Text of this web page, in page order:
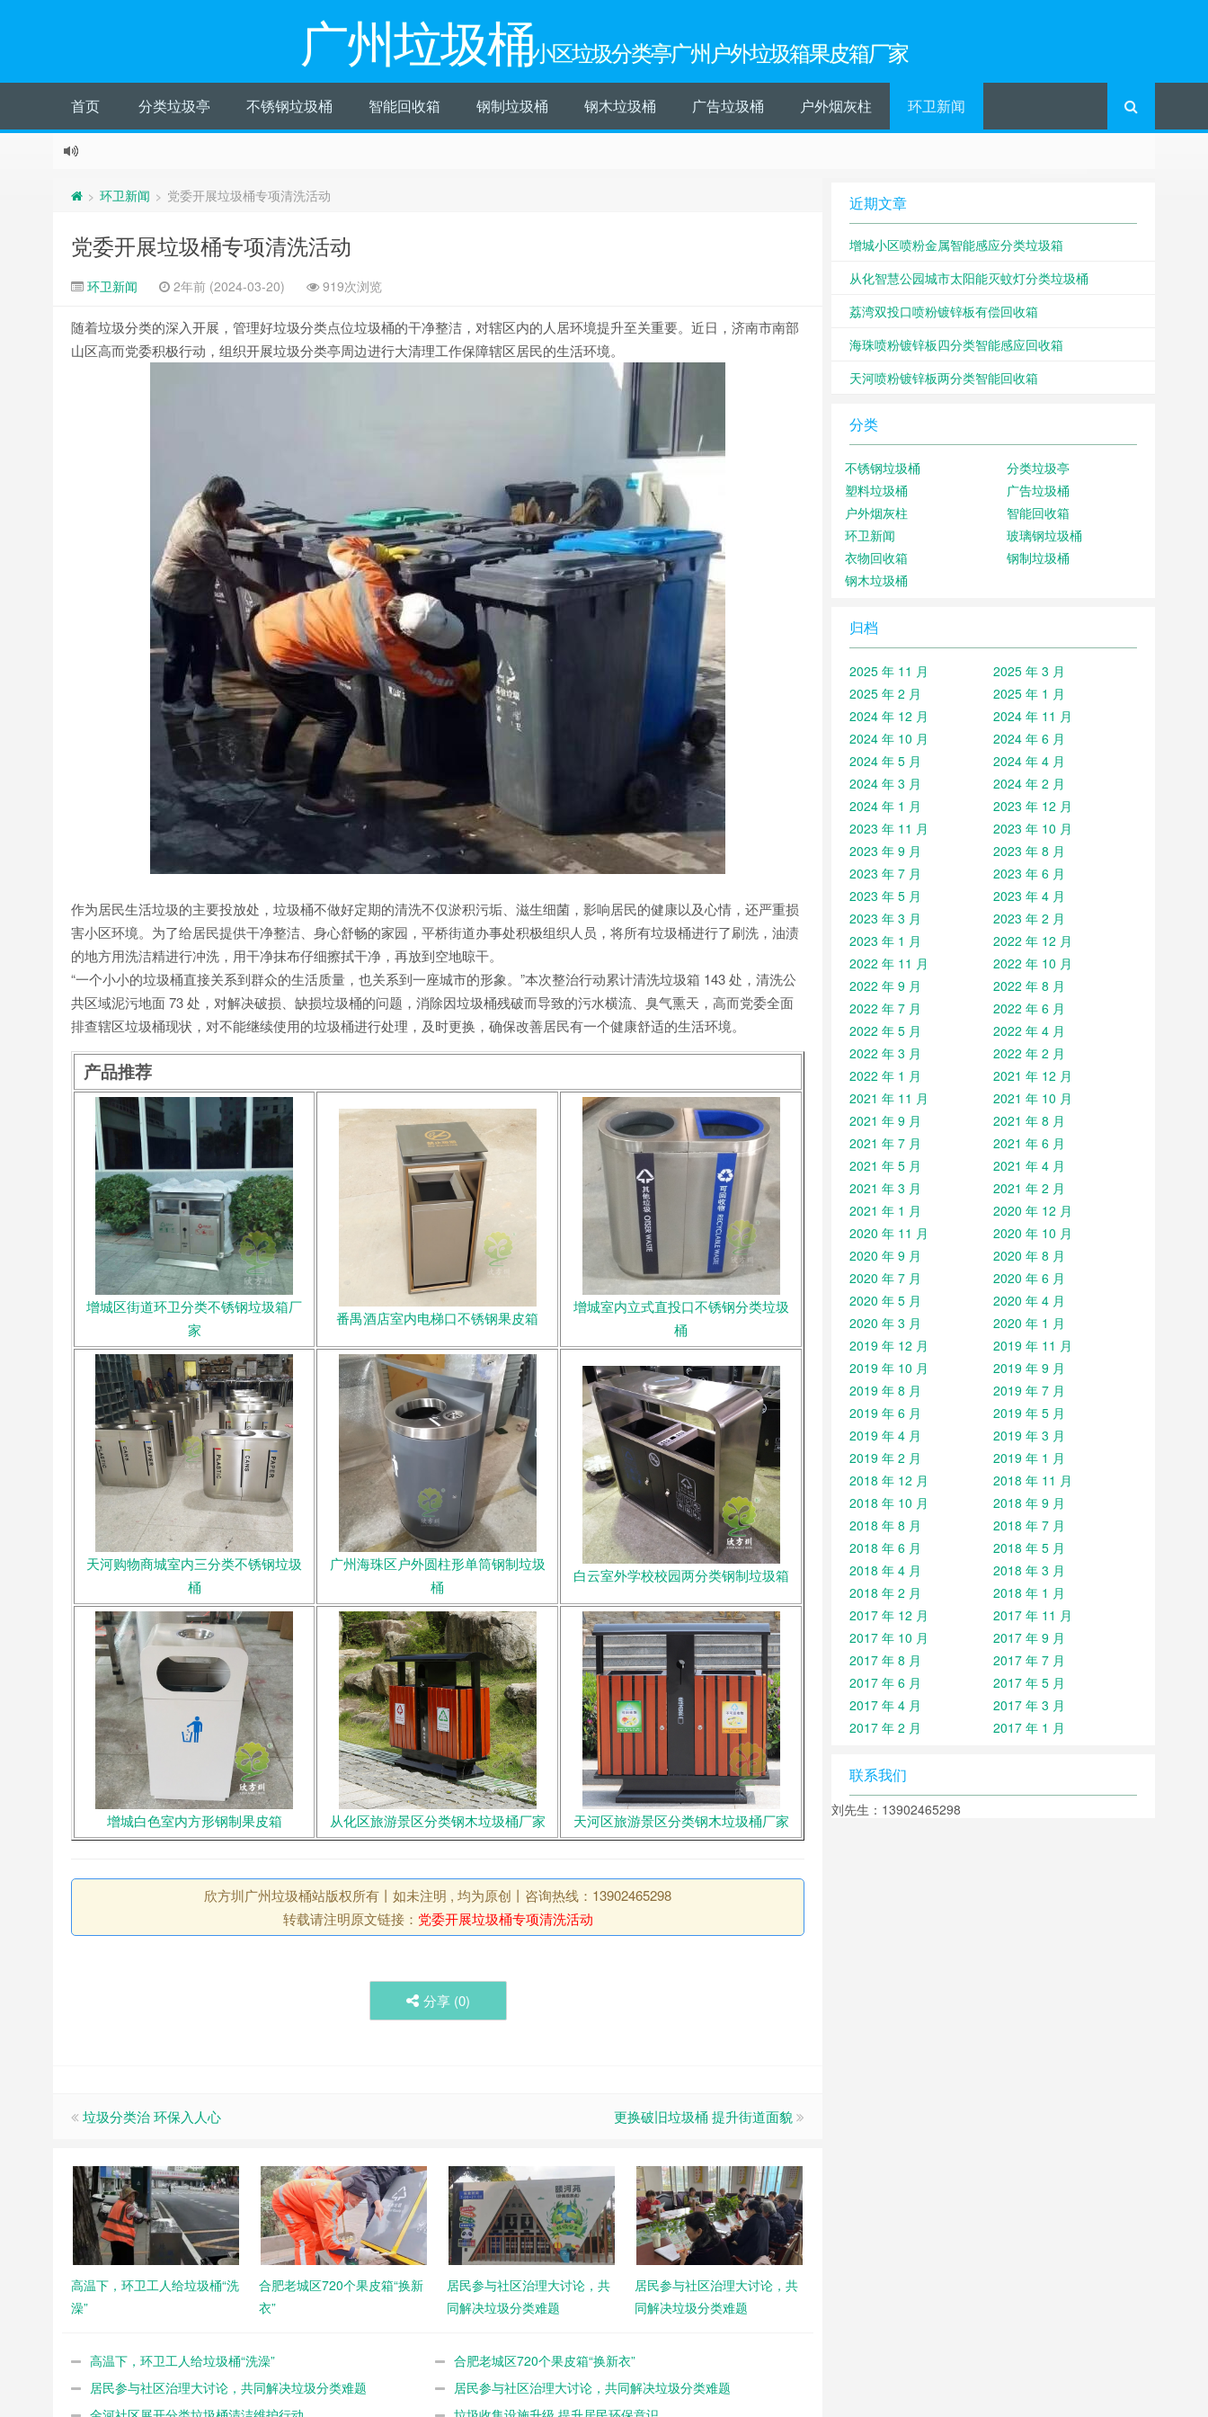
广州垃圾桶小区垃圾分类亭广州户外垃圾箱果皮箱厂家
首页 分类垃圾亭 不锈钢垃圾桶 智能回收箱 钢制垃圾桶 钢木垃圾桶 广告垃圾桶 户外烟灰柱 环卫新闻
> 环卫新闻 > 党委开展垃圾桶专项清洗活动
党委开展垃圾桶专项清洗活动
环卫新闻 2年前 (2024-03-20) 919次浏览
随着垃圾分类的深入开展，管理好垃圾分类点位垃圾桶的干净整洁，对辖区内的人居环境提升至关重要。近日，济南市南部
山区高而党委积极行动，组织开展垃圾分类亭周边进行大清理工作保障辖区居民的生活环境。
作为居民生活垃圾的主要投放处，垃圾桶不做好定期的清洗不仅淤积污垢、滋生细菌，影响居民的健康以及心情，还严重损
害小区环境。为了给居民提供干净整洁、身心舒畅的家园，平桥街道办事处积极组织人员，将所有垃圾桶进行了刷洗，油渍
的地方用洗洁精进行冲洗，用干净抹布仔细擦拭干净，再放到空地晾干。
“一个小小的垃圾桶直接关系到群众的生活质量，也关系到一座城市的形象。”本次整治行动累计清洗垃圾箱 143 处，清洗公
共区域泥污地面 73 处，对解决破损、缺损垃圾桶的问题，消除因垃圾桶残破而导致的污水横流、臭气熏天，高而党委全面
排查辖区垃圾桶现状，对不能继续使用的垃圾桶进行处理，及时更换，确保改善居民有一个健康舒适的生活环境。
产品推荐
增城区街道环卫分类不锈钢垃圾箱厂
家
番禺酒店室内电梯口不锈钢果皮箱
增城室内立式直投口不锈钢分类垃圾
桶
天河购物商城室内三分类不锈钢垃圾
桶
广州海珠区户外圆柱形单筒钢制垃圾
桶
白云室外学校校园两分类钢制垃圾箱
增城白色室内方形钢制果皮箱 从化区旅游景区分类钢木垃圾桶厂家 天河区旅游景区分类钢木垃圾桶厂家
欣方圳广州垃圾桶站版权所有丨如未注明 , 均为原创丨咨询热线：13902465298
转载请注明原文链接： 党委开展垃圾桶专项清洗活动
分享 (0)
垃圾分类治 环保入人心 更换破旧垃圾桶 提升街道面貌
高温下，环卫工人给垃圾桶“洗
澡”
合肥老城区720个果皮箱“换新
衣”
居民参与社区治理大讨论，共
同解决垃圾分类难题
居民参与社区治理大讨论，共
同解决垃圾分类难题
高温下，环卫工人给垃圾桶“洗澡”
合肥老城区720个果皮箱“换新衣”
居民参与社区治理大讨论，共同解决垃圾分类难题
居民参与社区治理大讨论，共同解决垃圾分类难题
近期文章
增城小区喷粉金属智能感应分类垃圾箱
从化智慧公园城市太阳能灭蚊灯分类垃圾桶
荔湾双投口喷粉镀锌板有偿回收箱
海珠喷粉镀锌板四分类智能感应回收箱
天河喷粉镀锌板两分类智能回收箱
分类
不锈钢垃圾桶
分类垃圾亭
塑料垃圾桶
广告垃圾桶
户外烟灰柱
智能回收箱
环卫新闻
玻璃钢垃圾桶
衣物回收箱
钢制垃圾桶
钢木垃圾桶
归档
2025 年 11 月
2025 年 3 月
2025 年 2 月
2025 年 1 月
2024 年 12 月
2024 年 11 月
2024 年 10 月
2024 年 6 月
2024 年 5 月
2024 年 4 月
2024 年 3 月
2024 年 2 月
2024 年 1 月
2023 年 12 月
2023 年 11 月
2023 年 10 月
2023 年 9 月
2023 年 8 月
2023 年 7 月
2023 年 6 月
2023 年 5 月
2023 年 4 月
2023 年 3 月
2023 年 2 月
2023 年 1 月
2022 年 12 月
2022 年 11 月
2022 年 10 月
2022 年 9 月
2022 年 8 月
2022 年 7 月
2022 年 6 月
2022 年 5 月
2022 年 4 月
2022 年 3 月
2022 年 2 月
2022 年 1 月
2021 年 12 月
2021 年 11 月
2021 年 10 月
2021 年 9 月
2021 年 8 月
2021 年 7 月
2021 年 6 月
2021 年 5 月
2021 年 4 月
2021 年 3 月
2021 年 2 月
2021 年 1 月
2020 年 12 月
2020 年 11 月
2020 年 10 月
2020 年 9 月
2020 年 8 月
2020 年 7 月
2020 年 6 月
2020 年 5 月
2020 年 4 月
2020 年 3 月
2020 年 1 月
2019 年 12 月
2019 年 11 月
2019 年 10 月
2019 年 9 月
2019 年 8 月
2019 年 7 月
2019 年 6 月
2019 年 5 月
2019 年 4 月
2019 年 3 月
2019 年 2 月
2019 年 1 月
2018 年 12 月
2018 年 11 月
2018 年 10 月
2018 年 9 月
2018 年 8 月
2018 年 7 月
2018 年 6 月
2018 年 5 月
2018 年 4 月
2018 年 3 月
2018 年 2 月
2018 年 1 月
2017 年 12 月
2017 年 11 月
2017 年 10 月
2017 年 9 月
2017 年 8 月
2017 年 7 月
2017 年 6 月
2017 年 5 月
2017 年 4 月
2017 年 3 月
2017 年 2 月
2017 年 1 月
联系我们
刘先生：13902465298